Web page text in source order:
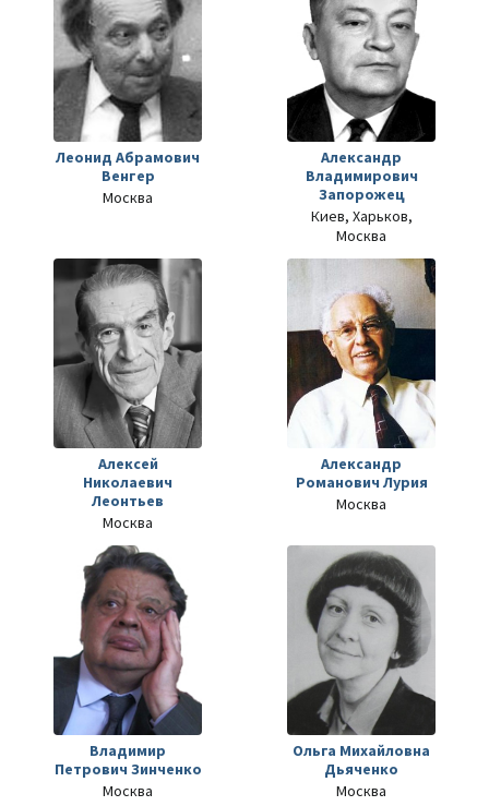
Леонид Абрамович
Венгер
Москва
Александр
Владимирович
Запорожец
Киев, Харьков,
Москва
Алексей
Николаевич
Леонтьев
Москва
Александр
Романович Лурия
Москва
Владимир
Петрович Зинченко
Москва
Ольга Михайловна
Дьяченко
Москва